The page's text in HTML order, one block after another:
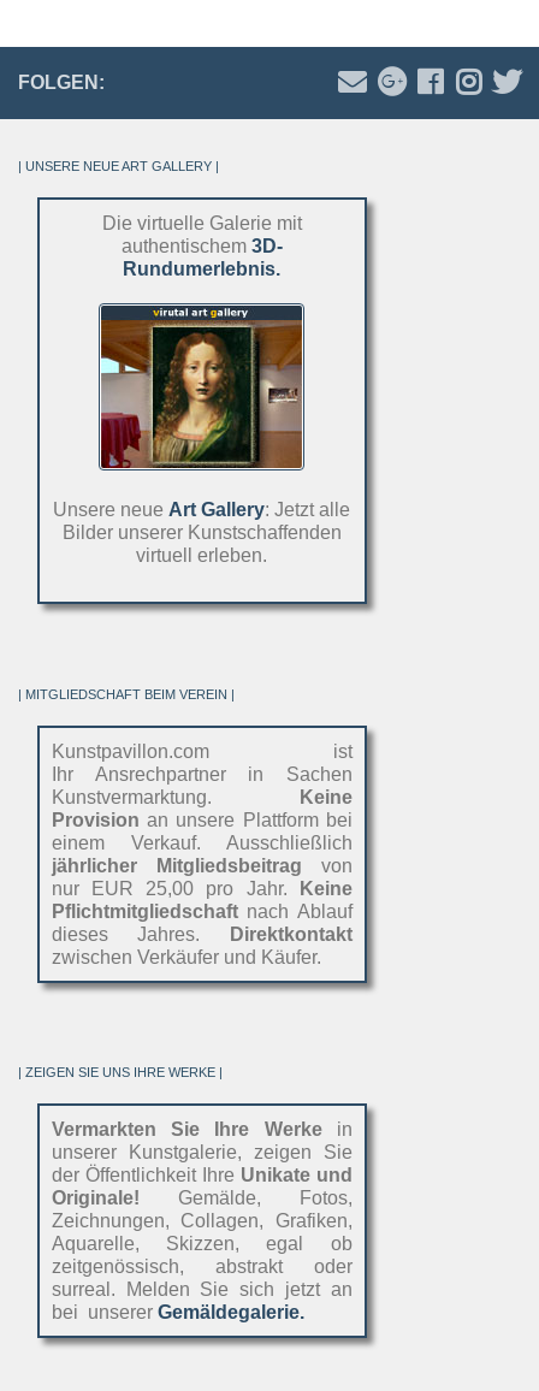
FOLGEN:
| UNSERE NEUE ART GALLERY |
Die virtuelle Galerie mit
authentischem 3D-
Rundumerlebnis.
Unsere neue Art Gallery: Jetzt alle
Bilder unserer Kunstschaffenden
virtuell erleben.
| MITGLIEDSCHAFT BEIM VEREIN |
Kunstpavillon.com ist
Ihr Ansrechpartner in Sachen
Kunstvermarktung.
Keine
Provision an unsere Plattform bei
einem Verkauf. Ausschließlich
jährlicher Mitgliedsbeitrag von
nur EUR 25,00 pro Jahr.
Keine
Pflichtmitgliedschaftnach Ablauf
dieses Jahres.
Direktkontakt
zwischen Verkäufer und Käufer.
| ZEIGEN SIE UNS IHRE WERKE |
Vermarkten Sie Ihre Werkein
unserer Kunstgalerie, zeigen Sie
der Öffentlichkeit Ihre Unikate und
Originale! Gemälde, Fotos,
Zeichnungen, Collagen, Grafiken,
Aquarelle, Skizzen, egal ob
zeitgenössisch, abstrakt oder
surreal. Melden Sie sich jetzt an
bei unserer Gemäldegalerie.